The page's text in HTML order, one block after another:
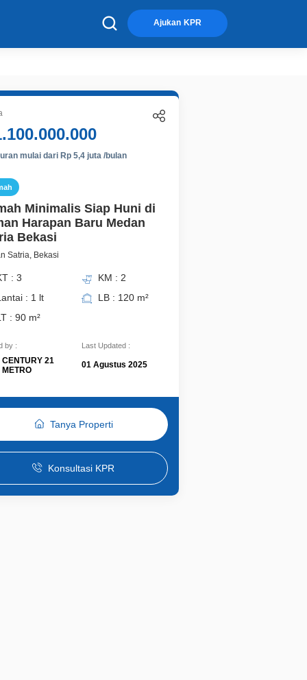
Ajukan KPR
mulai dari Rp 5,4 juta /bulan
Minimalis Siap Huni di
Harapan Baru Medan
Bekasi
Satria, Bekasi
: 3
KM : 2
: 1 lt
LB : 120 m²
: 90 m²
by :
CENTURY 21
METRO
Last Updated :
01 Agustus 2025
Tanya Properti
Konsultasi KPR